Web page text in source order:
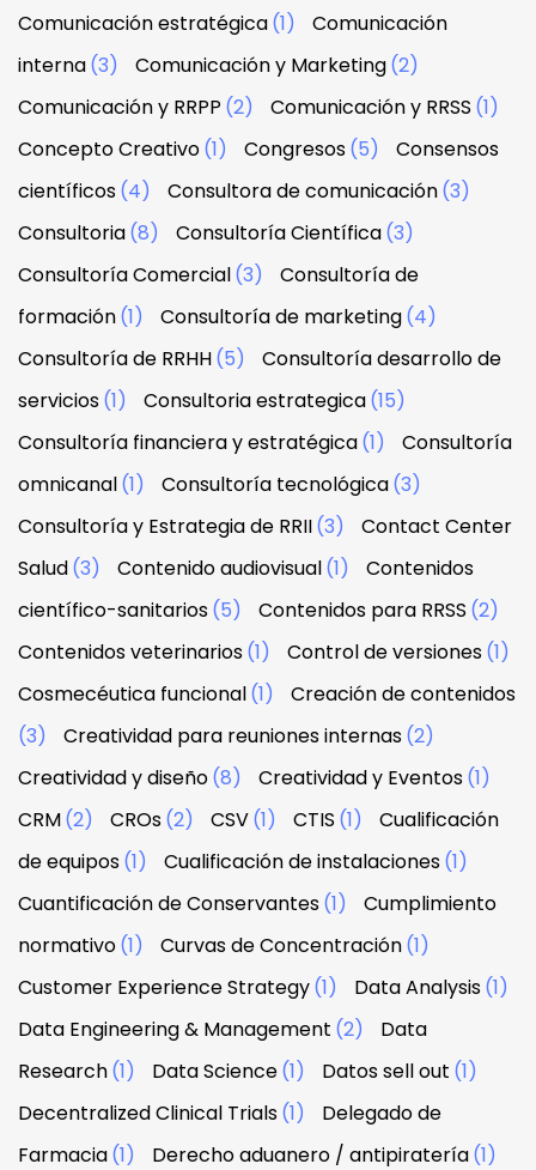
Comunicación estratégica(1)
Comunicación
interna(3) Comunicación y Marketing(2)
Comunicación y RRPP (2) Comunicación y RRSS (1)
Concepto Creativo(1) Congresos(5)
Consensos
científicos(4) Consultora de comunicación(3)
Consultoria(8) Consultoría Científica(3)
Consultoría Comercial(3)
Consultoría de
formación(1) Consultoría de marketing(4)
Consultoría de RRHH(5)
Consultoría desarrollo de
servicios(1) Consultoria estrategica(15)
Consultoría financiera y estratégica(1)
Consultoría
omnicanal(1) Consultoría tecnológica(3)
Consultoría y Estrategia de RRII(3)
Contact Center
Salud(3) Contenido audiovisual(1)
Contenidos
científico-sanitarios(5) Contenidos para RRSS (2)
Contenidos veterinarios(1) Control de versiones(1)
Cosmecéutica funcional(1)
Creación de contenidos
(3)
Creatividad para reuniones internas(2)
Creatividad y diseño(8) Creatividad y Eventos(1)
CRM(2) CROs(2) CSV(1) CTIS (1)
Cualificación
de equipos(1) Cualificación de instalaciones(1)
Cuantificación de Conservantes(1)
Cumplimiento
normativo(1) Curvas de Concentración(1)
Customer Experience Strategy(1) Data Analysis(1)
Data Engineering & Management (2)
Data
Research(1) Data Science(1) Datos sell out (1)
Decentralized Clinical Trials(1)
Delegado de
Farmacia(1) Derecho aduanero / antipiratería(1)